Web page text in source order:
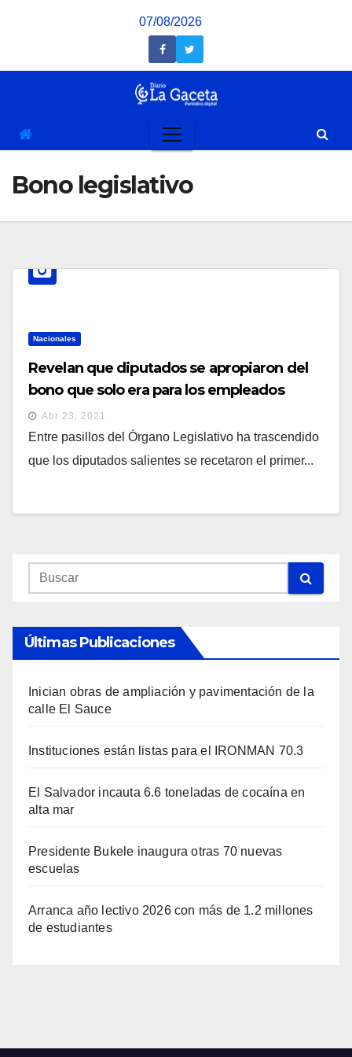
07/08/2026
Bono legislativo
Nacionales
Revelan que diputados se apropiaron del
bono que solo era para los empleados
Abr 23, 2021
Entre pasillos del Órgano Legislativo ha trascendido
que los diputados salientes se recetaron el primer...
Últimas Publicaciones
Inician obras de ampliación y pavimentación de la
calle El Sauce
Instituciones están listas para el IRONMAN 70.3
El Salvador incauta 6.6 toneladas de cocaína en
alta mar
Presidente Bukele inaugura otras 70 nuevas
escuelas
Arranca año lectivo 2026 con más de 1.2 millones
de estudiantes